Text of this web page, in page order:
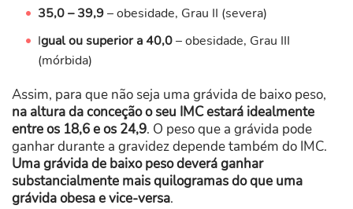
35,0 – 39,9– obesidade, Grau II (severa)
Igual ou superior a 40,0– obesidade, Grau III
(mórbida)
Assim, para que não seja uma grávida de baixo peso,
na altura da conceção o seu IMC estará idealmente
entre os 18,6 e os 24,9. O peso que a grávida pode
ganhar durante a gravidez depende também do IMC.
Uma grávida de baixo peso deverá ganhar
substancialmente mais quilogramas do que uma
grávida obesae vice-versa.